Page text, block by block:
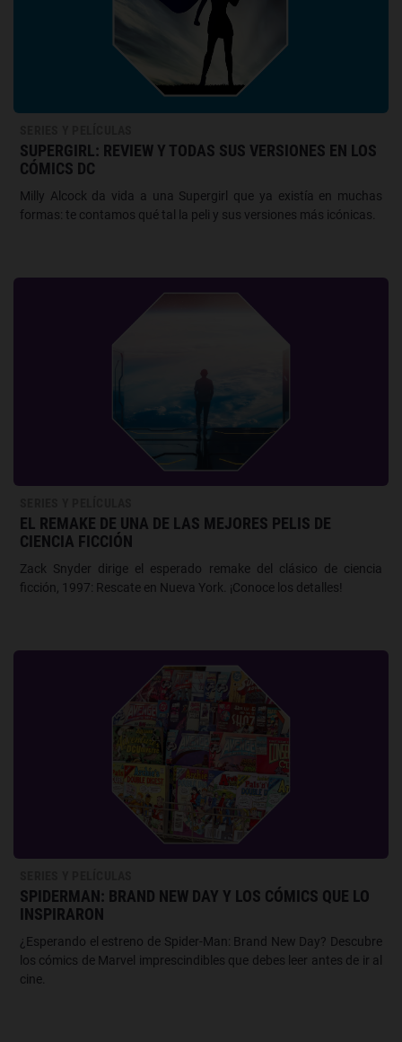
SUPERGIRL: REVIEW Y TODAS SUS VERSIONES EN LOS
CÓMICS DC
Milly Alcock da vida a una Supergirl que ya existía en muchas
formas: te contamos qué tal la peli y sus versiones más icónicas.
EL REMAKE DE UNA DE LAS MEJORES PELIS DE
CIENCIA FICCIÓN
Zack Snyder dirige el esperado remake del clásico de ciencia
ficción, 1997: Rescate en Nueva York. ¡Conoce los detalles!
SPIDERMAN: BRAND NEW DAY Y LOS CÓMICS QUE LO
INSPIRARON
¿Esperando el estreno de Spider-Man: Brand New Day? Descubre
los cómics de Marvel imprescindibles que debes leer antes de ir al
cine.